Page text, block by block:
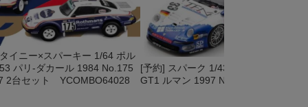
イニー×スパーキー 1/64 ポル
パリ-ダカール 1984 No.175
2台セット YCOMBO64028
[予約] スパーク 1/43 ポルシェ 911
GT1 ルマン 1997 No.33 S560